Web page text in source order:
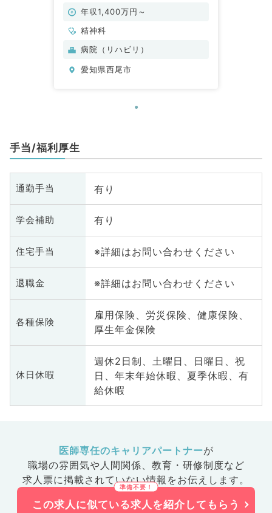
年収1,400万円～
精神科
病院（リハビリ）
愛知県西尾市
手当/福利厚生
通勤手当 有り
学会補助 有り
住宅手当 ※詳細はお問い合わせください
退職金 ※詳細はお問い合わせください
各種保険
雇用保険、労災保険、健康保険、
厚生年金保険
休日休暇
週休2日制、土曜日、日曜日、祝
日、年末年始休暇、夏季休暇、有
給休暇
医師専任のキャリアパートナーが
職場の雰囲気や人間関係、 教育・研修制度など
求人票に掲載されていない情報をお伝えします。
この求人に似ている求人を紹介してもらう